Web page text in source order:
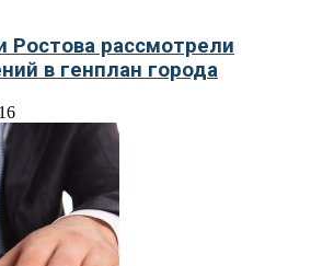
Ростова рассмотрели
в генплан города